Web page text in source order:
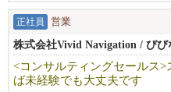
正社員 営業
株式会社Vivid Navigation / びび
<コンサルティングセールス
ば未経験でも大丈夫です